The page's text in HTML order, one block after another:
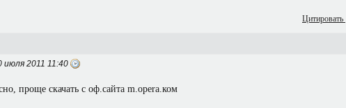
Цитировать
июля 2011 11:40
проще скачать с оф.сайта m.opera.ком